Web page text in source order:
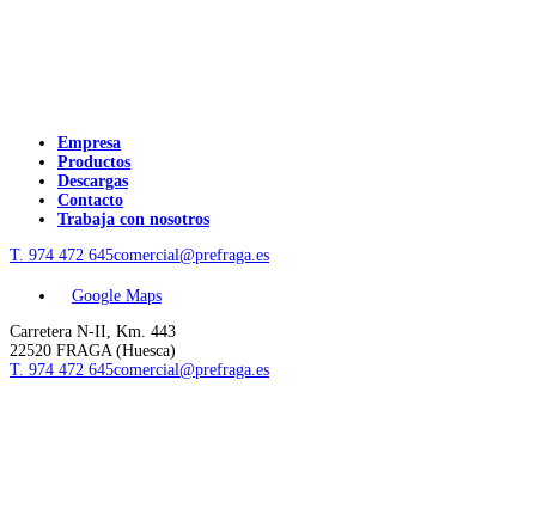
Empresa
Productos
Descargas
Contacto
Trabaja con nosotros
T. 974 472 645comercial@prefraga.es
Google Maps
Carretera N-II, Km. 443
22520 FRAGA (Huesca)
T. 974 472 645comercial@prefraga.es